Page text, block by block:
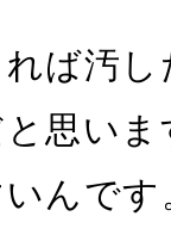
ば汚
と思い
んです